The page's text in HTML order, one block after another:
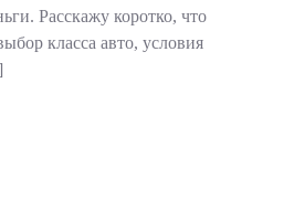
Расскажу коротко, что
класса авто, условия